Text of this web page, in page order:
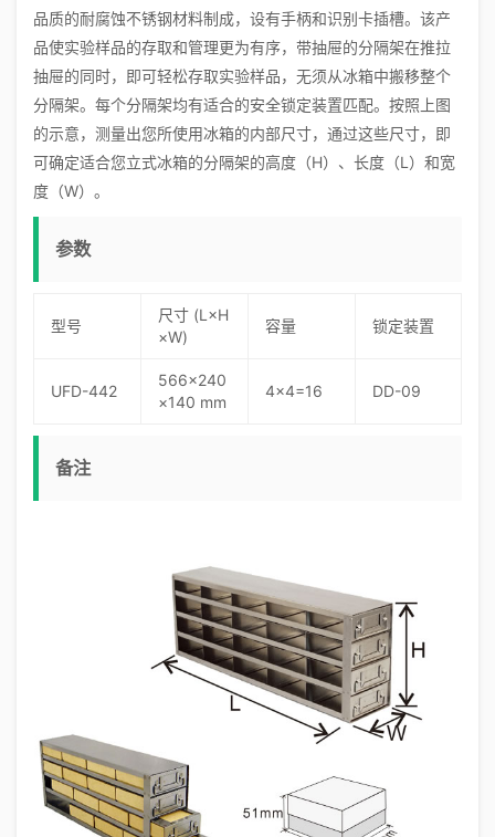
品质的耐腐蚀不锈钢材料制成，设有手柄和识别卡插槽。该产
品使实验样品的存取和管理更为有序，带抽屉的分隔架在推拉
抽屉的同时，即可轻松存取实验样品，无须从冰箱中搬移整个
分隔架。每个分隔架均有适合的安全锁定装置匹配。按照上图
的示意，测量出您所使用冰箱的内部尺寸，通过这些尺寸，即
可确定适合您立式冰箱的分隔架的高度（H）、长度（L）和宽
度（W）。
参数
型号
尺寸 (L×H
×W)
容量 锁定装置
UFD-442
566×240
×140 mm
4×4=16 DD-09
备注